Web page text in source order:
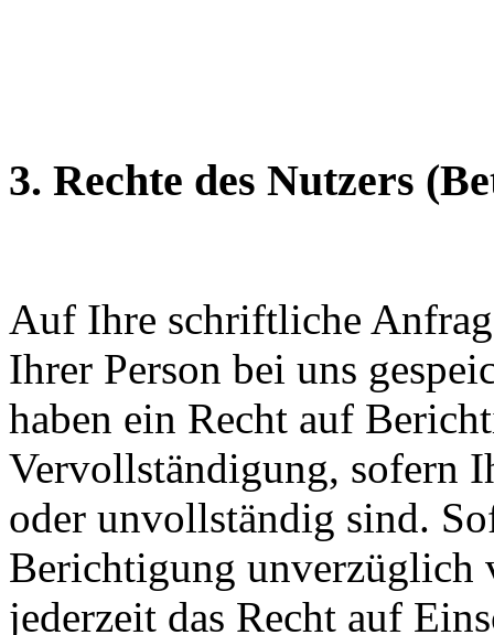
3. Rechte des Nutzers
Auf Ihre schriftliche
Ihrer Person bei uns
haben ein Recht auf
Vervollständigung, sofern
oder unvollständig sind.
Berichtigung unverzüglich
jederzeit das Recht auf